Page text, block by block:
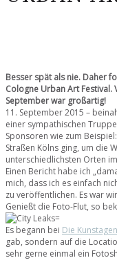
Besser spät als nie. Daher
Cologne Urban Art Festival.
September war großartig!
11. September 2015 –
einer sympathischen
Sponsoren wie zum Beispiel:
Straßen Kölns ging, um die
unterschiedlichsten Orten
Einen Bericht habe ich
mich, dass ich es einfach
zu veröffentlichen. Es war
Genießt die Foto-Flut, so
Es begann bei Die
gab, sondern auf die
sehr gerne einmal ein